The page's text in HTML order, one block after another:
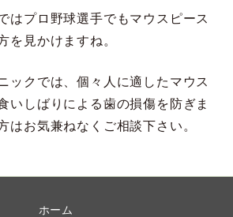
はプロ野球選手でもマウスピース
を見かけますね。
ックでは、個々人に適したマウス
いしばりによる歯の損傷を防ぎま
はお気兼ねなくご相談下さい。
ホーム